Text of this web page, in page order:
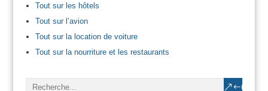
Tout sur les hôtels
Tout sur l’avion
Tout sur la location de voiture
Tout sur la nourriture et les restaurants